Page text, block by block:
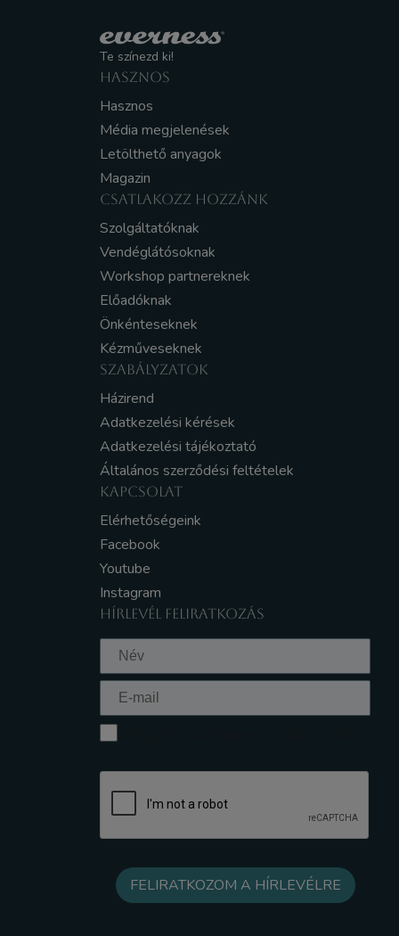
Te színezd ki!
HASZNOS
Hasznos
Média megjelenések
Letölthető anyagok
Magazin
CSATLAKOZZ HOZZÁNK
Szolgáltatóknak
Vendéglátósoknak
Workshop partnereknek
Előadóknak
Önkénteseknek
Kézműveseknek
SZABÁLYZATOK
Házirend
Adatkezelési kérések
Adatkezelési tájékoztató
Általános szerződési feltételek
KAPCSOLAT
Elérhetőségeink
Facebook
Youtube
Instagram
HÍRLEVÉL FELIRATKOZÁS